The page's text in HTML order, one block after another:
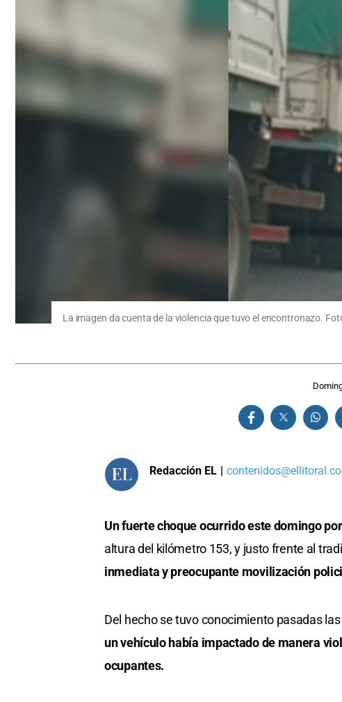
La imagen da cuenta de la violencia que tuvo el encontronazo.
Redacción EL |
Un fuerte choque ocurrido este domingo
altura del kilómetro 153, y justo frente al
inmediata y preocupante movilización
Del hecho se tuvo conocimiento pasadas
un vehículo había impactado de manera
ocupantes.